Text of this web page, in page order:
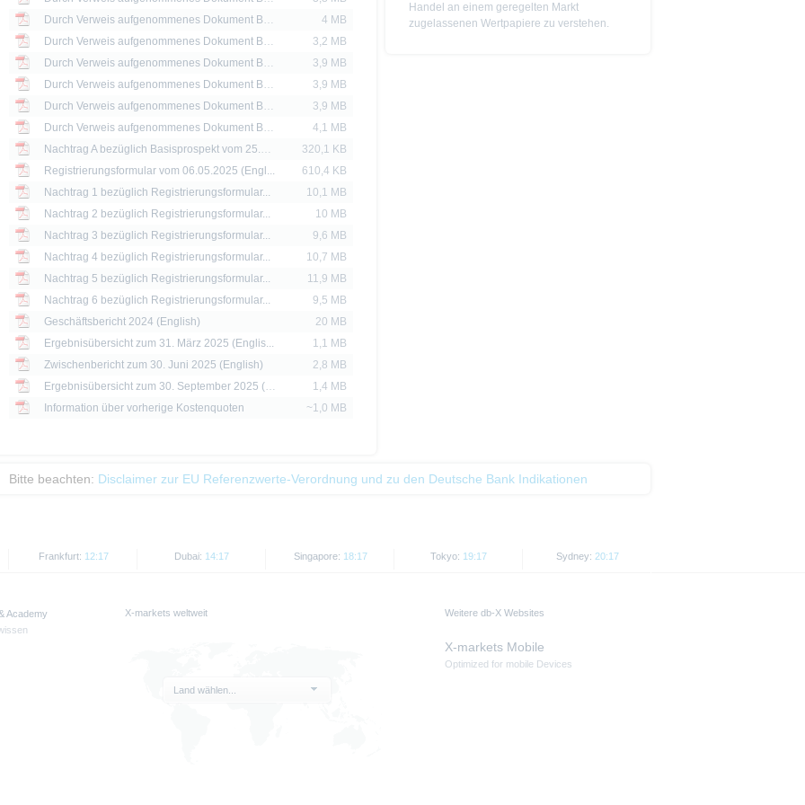
Durch Verweis aufgenommenes Dokument Basisprospekt bezüglich Zertifikate vom 19.11.2020
4 MB
Durch Verweis aufgenommenes Dokument Basisprospekt bezüglich Zertifikate vom 31.03.2021
3,2 MB
Durch Verweis aufgenommenes Dokument Basisprospekt bezüglich Zertifikate vom 26.10.2021
3,9 MB
Durch Verweis aufgenommenes Dokument Basisprospekt bezüglich Zertifikate vom 27.09.2022
3,9 MB
Durch Verweis aufgenommenes Dokument Basisprospekt bezüglich Zertifikate vom 01.09.2023
3,9 MB
Durch Verweis aufgenommenes Dokument Basisprospekt bezüglich Zertifikate vom 24.07.2024
4,1 MB
Nachtrag A bezüglich Basisprospekt vom 25.06.2025 vom 04.02.2026
320,1 KB
Registrierungsformular vom 06.05.2025 (Engl...
610,4 KB
Nachtrag 1 bezüglich Registrierungsformular...
10,1 MB
Nachtrag 2 bezüglich Registrierungsformular...
10 MB
Nachtrag 3 bezüglich Registrierungsformular...
9,6 MB
Nachtrag 4 bezüglich Registrierungsformular...
10,7 MB
Nachtrag 5 bezüglich Registrierungsformular...
11,9 MB
Nachtrag 6 bezüglich Registrierungsformular...
9,5 MB
Geschäftsbericht 2024 (English)
20 MB
Ergebnisübersicht zum 31. März 2025 (Englis...
1,1 MB
Zwischenbericht zum 30. Juni 2025 (English)
2,8 MB
Ergebnisübersicht zum 30. September 2025 (E...
1,4 MB
Information über vorherige Kostenquoten
~1,0 MB
Handel an einem geregelten Markt
zugelassenen Wertpapiere zu verstehen.
Bitte beachten: Disclaimer zur EU Referenzwerte-Verordnung und zu den Deutsche Bank Indikationen
Frankfurt: 12:17 Dubai: 14:17 Singapore: 18:17 Tokyo: 19:17 Sydney: 20:17
Academy
X-markets weltweit
Land wählen...
Weitere db-X Websites
X-markets Mobile
Optimized for mobile Devices
Informationen dürfen nur in solchen Staaten verbreitet oder veröffentlicht werden, in denen dies nach
zulässig ist. Der direkte oder indirekte Vertrieb der auf der X-markets Website enthaltenen
Kanada oder Japan, sowie seine Übermittlung an oder für Rechnung von US-Personen oder in den
Preise werden nur zu Informationszwecken zur Verfügung gestellt und dienen nicht als Indikator handelbarer
der Vergangenheit sind kein Indikator für die künftige Wertentwicklung.